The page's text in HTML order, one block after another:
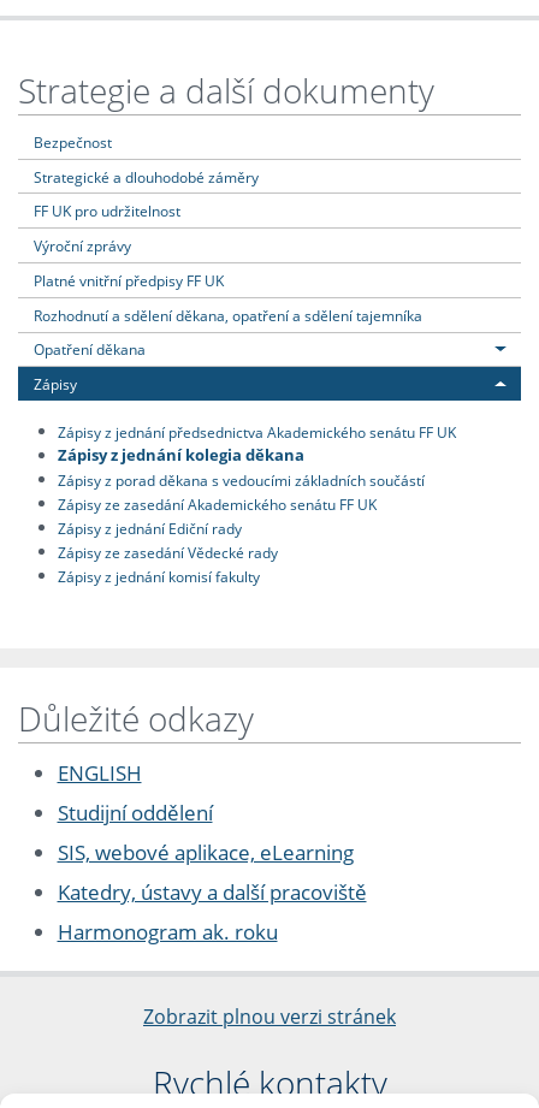
Strategie a další dokumenty
Bezpečnost
Strategické a dlouhodobé záměry
FF UK pro udržitelnost
Výroční zprávy
Platné vnitřní předpisy FF UK
Rozhodnutí a sdělení děkana, opatření a sdělení tajemníka
Opatření děkana
Zápisy
Zápisy z jednání předsednictva Akademického senátu FF UK
Zápisy z jednání kolegia děkana
Zápisy z porad děkana s vedoucími základních součástí
Zápisy ze zasedání Akademického senátu FF UK
Zápisy z jednání Ediční rady
Zápisy ze zasedání Vědecké rady
Zápisy z jednání komisí fakulty
Důležité odkazy
ENGLISH
Studijní oddělení
SIS, webové aplikace, eLearning
Katedry, ústavy a další pracoviště
Harmonogram ak. roku
Zobrazit plnou verzi stránek
Rychlé kontakty